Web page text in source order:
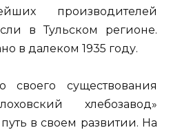
производителей
в Тульском регионе.
в далеком 1935 году.
существования
хлебозавод»
в своем развитии. На